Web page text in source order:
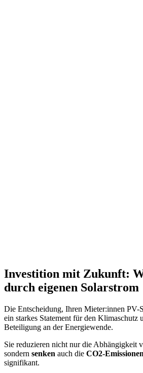
Investition mit Zukunft:
durch eigenen Solarstrom
Die Entscheidung, Ihren Mieter:innen PV-
ein starkes Statement für den Klimaschutz
Beteiligung an der Energiewende.
Sie reduzieren nicht nur die Abhängigkeit
sondern senken auch die CO2-Emissionen
signifikant.